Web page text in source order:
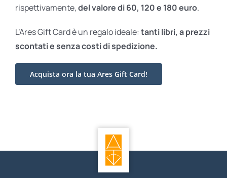
rispettivamente,del valore di 60, 120 e 180 euro.
L’Ares Gift Card è un regalo ideale: tanti libri, a prezzi
scontati esenza costi di spedizione.
Acquista ora la tua Ares Gift Card!